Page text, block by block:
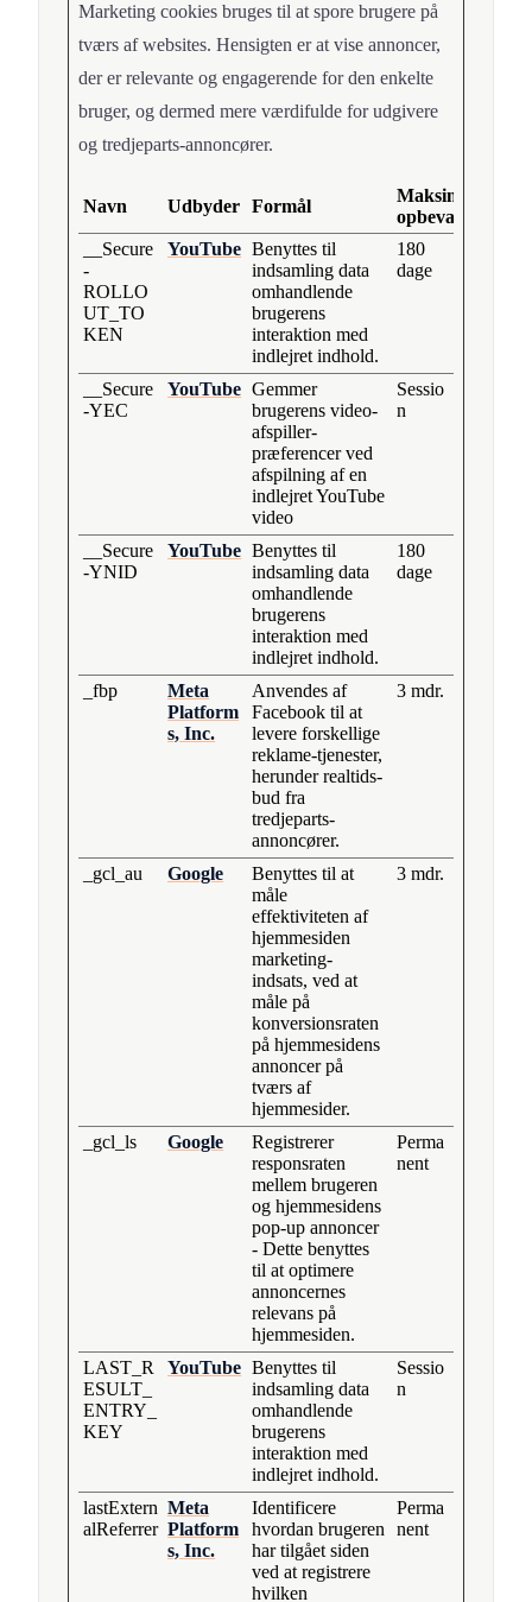
Marketing cookies bruges til at spore brugere på
tværs af websites. Hensigten er at vise annoncer,
der er relevante og engagerende for den enkelte
bruger, og dermed mere værdifulde for udgivere
og tredjeparts-annoncører.
Navn Udbyder Formål
Maksimal
opbevaringstid
__Secure
-
ROLLO
UT_TO
KEN
YouTube Benyttes til
indsamling data
omhandlende
brugerens
interaktion med
indlejret indhold.
180
dage
__Secure
-YEC
YouTube Gemmer
brugerens video-
afspiller-
præferencer ved
afspilning af en
indlejret YouTube
video
Sessio
n
__Secure
-YNID
YouTube Benyttes til
indsamling data
omhandlende
brugerens
interaktion med
indlejret indhold.
180
dage
_fbp
Meta
Platform
s, Inc.
Anvendes af
Facebook til at
levere forskellige
reklame-tjenester,
herunder realtids-
bud fra
tredjeparts-
annoncører.
3 mdr.
_gcl_au Google
Benyttes til at
måle
effektiviteten af
hjemmesiden
marketing-
indsats, ved at
måle på
konversionsraten
på hjemmesidens
annoncer på
tværs af
hjemmesider.
3 mdr.
_gcl_ls Google
Registrerer
responsraten
mellem brugeren
og hjemmesidens
pop-up annoncer
- Dette benyttes
til at optimere
annoncernes
relevans på
hjemmesiden.
Perma
nent
LAST_R
ESULT_
ENTRY_
KEY
YouTube Benyttes til
indsamling data
omhandlende
brugerens
interaktion med
indlejret indhold.
Sessio
n
lastExtern
alReferrer
Meta
Platform
s, Inc.
Identificere
hvordan brugeren
har tilgået siden
ved at registrere
hvilken
Perma
nent